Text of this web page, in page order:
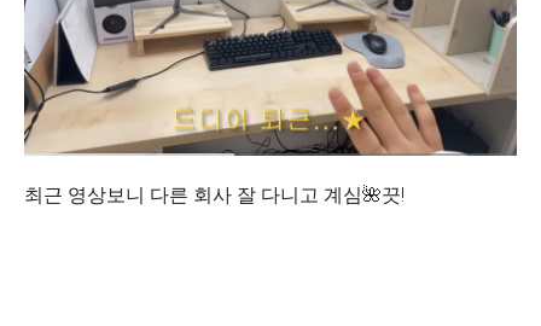
최근 영상보니 다른 회사 잘 다니고 계심🌺끗!